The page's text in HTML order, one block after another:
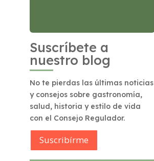
Suscríbete a
nuestro blog
No te pierdas las últimas noticias
y consejos sobre gastronomía,
salud, historia y estilo de vida
con el Consejo Regulador.
Suscribírme